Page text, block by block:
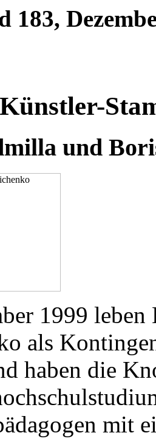
183,
und
1999
als
haben die
mit